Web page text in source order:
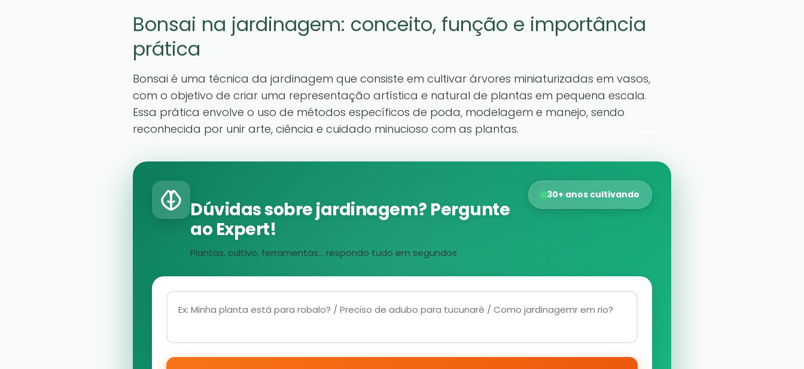
Bonsai na jardinagem: conceito, função e importância
prática
Bonsai é uma técnica da jardinagem que consiste em cultivar árvores miniaturizadas em vasos,
com o objetivo de criar uma representação artística e natural de plantas em pequena escala.
Essa prática envolve o uso de métodos específicos de poda, modelagem e manejo, sendo
reconhecida por unir arte, ciência e cuidado minucioso com as plantas.
Dúvidas sobre jardinagem? Pergunte
ao Expert!
Plantas, cultivo, ferramentas... respondo tudo em segundos
30+ anos cultivando